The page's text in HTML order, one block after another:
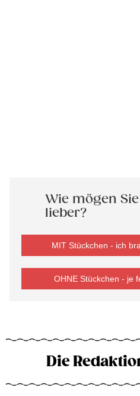
Wie mögen
lieber?
MIT Stückchen - ich
OHNE Stückchen - je
Die